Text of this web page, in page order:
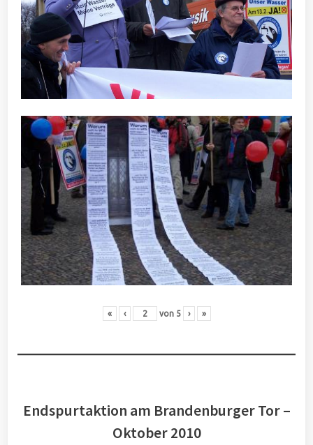
« ‹ von 5 › »
Endspurtaktion am Brandenburger Tor –
Oktober 2010